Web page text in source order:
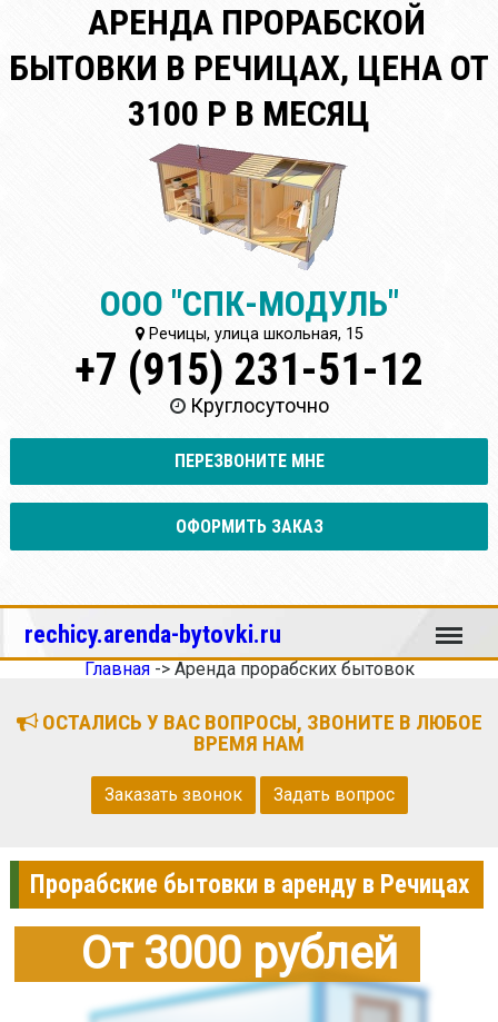
АРЕНДА ПРОРАБСКОЙ
БЫТОВКИ В РЕЧИЦАХ, ЦЕНА ОТ
3100 Р В МЕСЯЦ
ООО "СПК-МОДУЛЬ"
Речицы, улица школьная, 15
+7 (915) 231-51-12
Круглосуточно
ПЕРЕЗВОНИТЕ МНЕ
ОФОРМИТЬ ЗАКАЗ
rechicy.arenda-bytovki.ru Меню
Главная-> Аренда прорабских бытовок
ОСТАЛИСЬ У ВАС ВОПРОСЫ, ЗВОНИТЕ В ЛЮБОЕ
ВРЕМЯ НАМ
Заказать звонок Задать вопрос
Прорабские бытовки в аренду в Речицах
От 3000 рублей